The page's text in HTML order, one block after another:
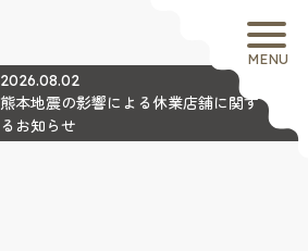
MENU
2026.08.02
熊本地震の影響による休業店舗に関す
るお知らせ